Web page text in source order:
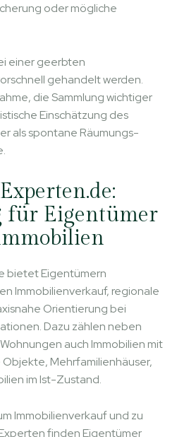
oder mögliche
einer geerbten
gehandelt werden.
die Sammlung wichtiger
Einschätzung des
als spontane Räumungs-
für Eigentümer
bietet Eigentümern
Immobilienverkauf, regionale
Orientierung bei
Dazu zählen neben
auch Immobilien mit
Mehrfamilienhäuser,
im Ist-Zustand.
Immobilienverkauf und zu
finden Eigentümer